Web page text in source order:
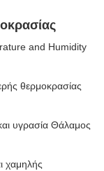
and Humidity
θερμοκρασίας
υγρασία Θάλαμος
χαμηλής